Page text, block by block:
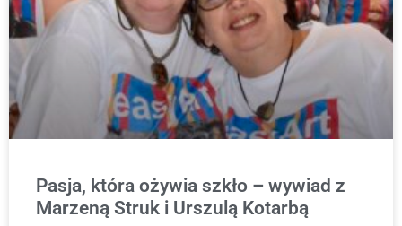
Pasja, która ożywia szkło – wywiad z
Marzeną Struk i Urszulą Kotarbą